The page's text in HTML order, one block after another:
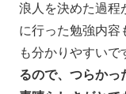
浪人を決めた過程
に行った勉強内容
も分かりやすいで
るので、つらかっ